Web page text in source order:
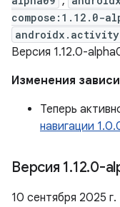
compose:1.12.0-
Версия 1.12.0-
Изменения
Теперь
навигации
Версия 1.12.0-
10 сентября 2025 г.